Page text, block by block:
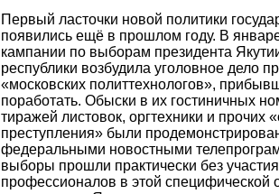
Первый ласточки новой политики
появились ещё в прошлом году. В
кампании по выборам президента
республики возбудила уголовное дело
«московских политтехнологов»,
поработать. Обыски в их гостиничных
тиражей листовок, оргтехники и прочих
преступления» были
федеральными новостными
выборы прошли практически без
профессионалов в этой специфической